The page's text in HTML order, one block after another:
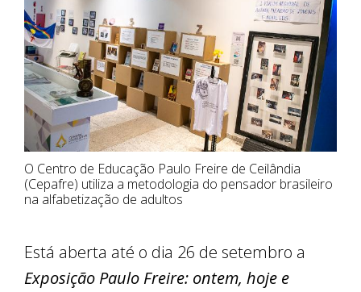
O Centro de Educação Paulo Freire de Ceilândia
(Cepafre) utiliza a metodologia do pensador brasileiro
na alfabetização de adultos
Está aberta até o dia 26 de setembro a
Exposição Paulo Freire: ontem, hoje e